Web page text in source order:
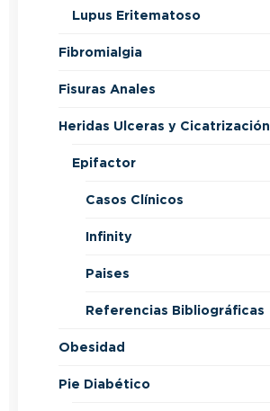
Lupus Eritematoso
Fibromialgia
Fisuras Anales
Heridas Ulceras y Cicatrización
Epifactor
Casos Clínicos
Infinity
Paises
Referencias Bibliográficas
Obesidad
Pie Diabético